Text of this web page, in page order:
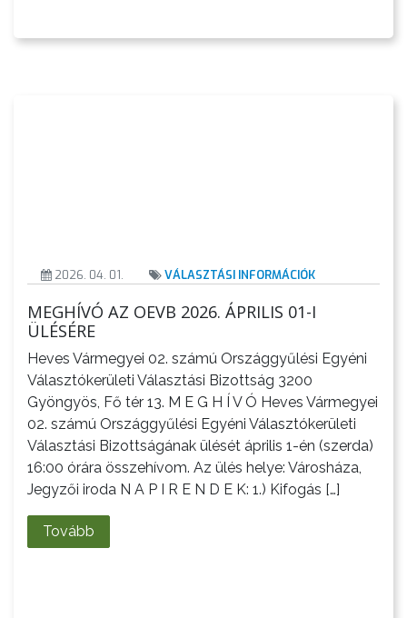
AZ
ÖNKORMÁNYZATI
CÉGEK
ÉS
INTÉZMÉNYEK
NYOMTATVÁNYOK
E-
ÜGYINTÉZÉS
TESTÜLETI
2026. 04. 01. VÁLASZTÁSI INFORMÁCIÓK
MEGHÍVÓ AZ OEVB 2026. ÁPRILIS 01-I
ÜLÉSÉRE
Heves Vármegyei 02. számú Országgyűlési Egyéni
Választókerületi Választási Bizottság 3200
Gyöngyös, Fő tér 13. M E G H Í V Ó Heves Vármegyei
02. számú Országgyűlési Egyéni Választókerületi
Választási Bizottságának ülését április 1-én (szerda)
16:00 órára összehívom. Az ülés helye: Városháza,
Jegyzői iroda N A P I R E N D E K: 1.) Kifogás […]
Tovább